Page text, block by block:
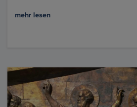
mehr lesen